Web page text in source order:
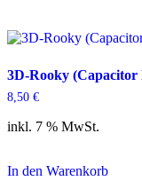
3D-Rooky (Capacitor
8,50 €
inkl. 7 % MwSt.
In den Warenkorb